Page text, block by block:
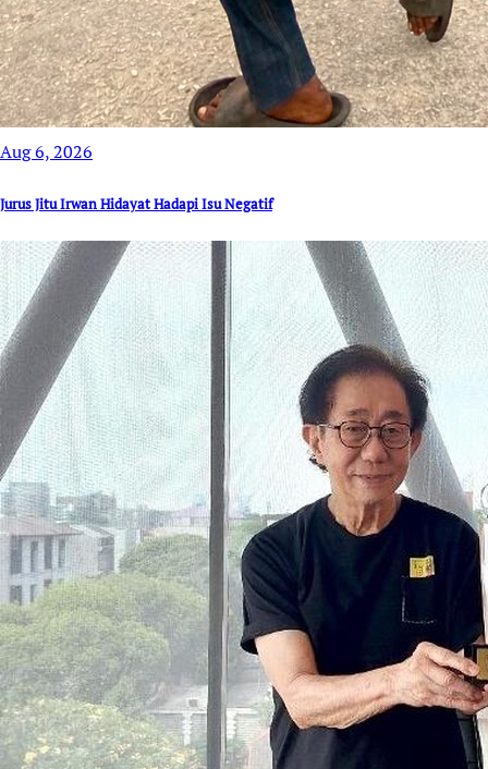
Aug 6, 2026
Jurus Jitu Irwan Hidayat Hadapi Isu Negatif